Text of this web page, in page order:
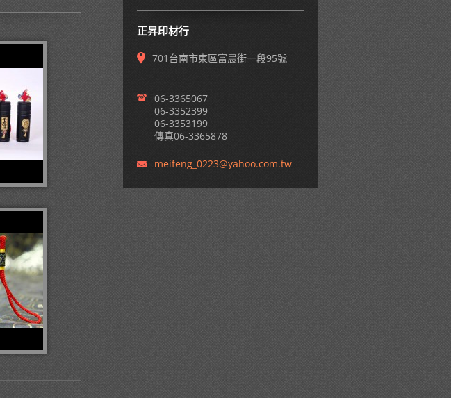
正昇印材行
701台南市東區富農街一段95號
06-3365067
06-3352399
06-3353199
傳真06-3365878
meifeng_0223@yahoo.com.tw